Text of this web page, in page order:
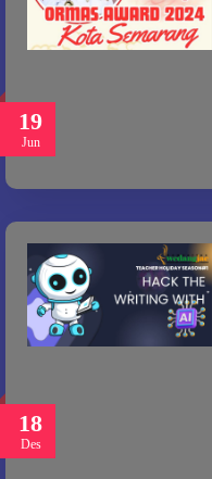
19
Jun
18
Des